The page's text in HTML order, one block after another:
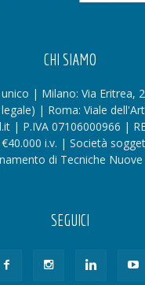
CHI SIAMO
| Milano: Via Eritrea,
| Roma: Viale
| P.IVA 07106000966 |
i.v. | Società
di Tecniche Nuove
SEGUICI